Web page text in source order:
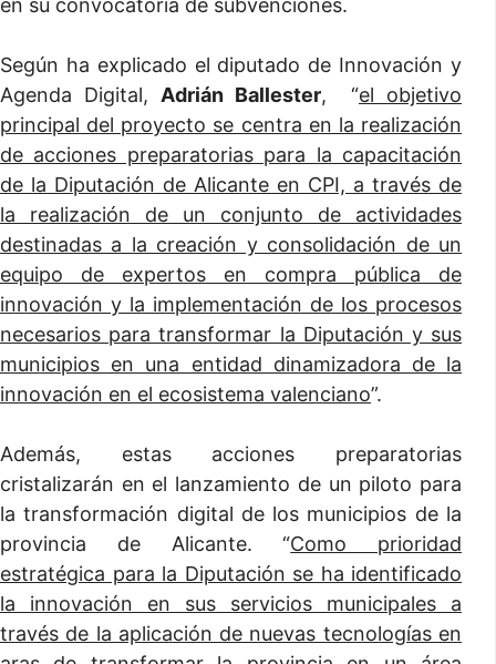
en su convocatoria de subvenciones.
Según ha explicado el diputado de Innovación y
Agenda Digital, Adrián Ballester, “el objetivo
principal del proyecto se centra en la realización
de acciones preparatorias para la capacitación
de la Diputación de Alicante en CPI, a través de
la realización de un conjunto de actividades
destinadas a la creación y consolidación de un
equipo de expertos en compra pública de
innovación y la implementación de los procesos
necesarios para transformar la Diputación y sus
municipios en una entidad dinamizadora de la
innovación en el ecosistema valenciano”.
Además, estas acciones preparatorias
cristalizarán en el lanzamiento de un piloto para
la transformación digital de los municipios de la
provincia de Alicante. “Como prioridad
estratégica para la Diputación se ha identificado
la innovación en sus servicios municipales a
través de la aplicación de nuevas tecnologías en